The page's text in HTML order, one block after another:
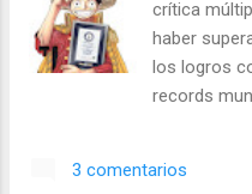
de anime o
escuchado
crítica
haber
los logros
records
un solo
3 comentarios